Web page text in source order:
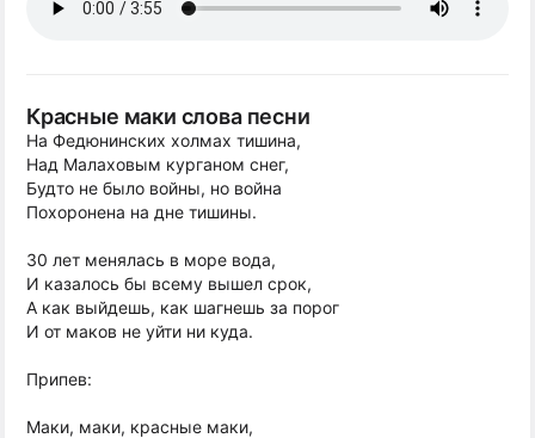
Красные маки слова песни
На Федюнинских холмах тишина,
Над Малаховым курганом снег,
Будто не было войны, но война
Похоронена на дне тишины.
30 лет менялась в море вода,
И казалось бы всему вышел срок,
А как выйдешь, как шагнешь за порог
И от маков не уйти ни куда.
Припев:
Маки, маки, красные маки,